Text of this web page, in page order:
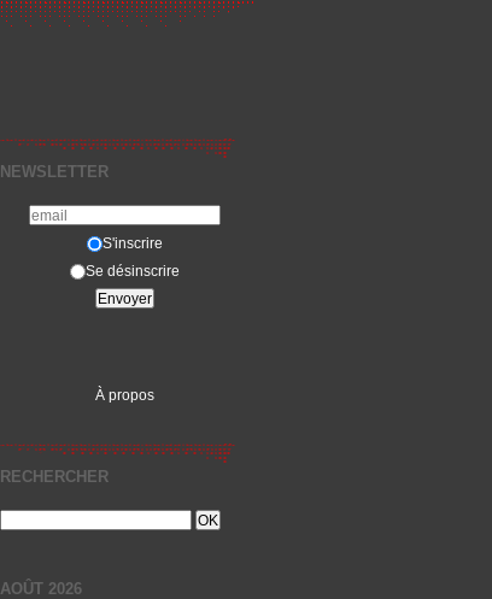
NEWSLETTER
S'inscrire
Se désinscrire
À propos
RECHERCHER
AOÛT 2026